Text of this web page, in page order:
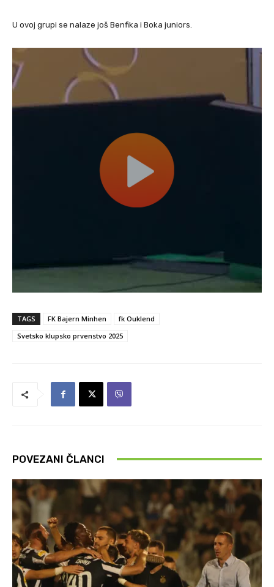
U ovoj grupi se nalaze još Benfika i Boka juniors.
TAGS FK Bajern Minhen
fk Ouklend
Svetsko klupsko prvenstvo 2025
POVEZANI ČLANCI